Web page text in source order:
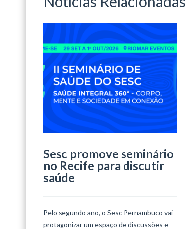
Sesc promove seminário
no Recife para discutir
saúde
Pelo segundo ano, o Sesc Pernambuco vai
protagonizar um espaço de discussões e